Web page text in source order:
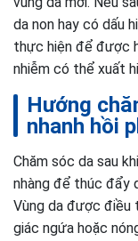
da non hay có dấu
thực hiện để được
nhiễm có thể xuất
Hướng
nhanh hồi
Chăm sóc da sau
nhàng để thúc đẩy
Vùng da được điều
giác ngứa hoặc